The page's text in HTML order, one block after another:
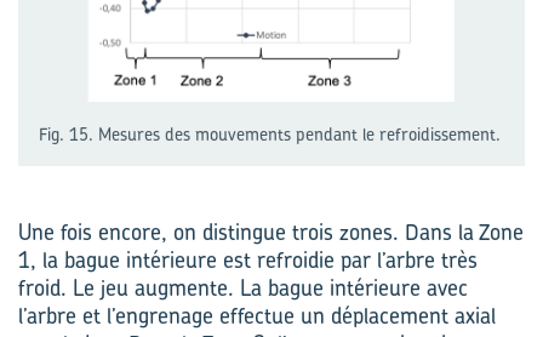
Fig. 15. Mesures des mouvements pendant le refroidissement.
Une fois encore, on distingue trois zones. Dans la Zone
1, la bague intérieure est refroidie par l’arbre très
froid. Le jeu augmente. La bague intérieure avec
l’arbre et l’engrenage effectue un déplacement axial